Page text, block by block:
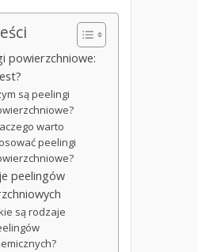
powierzchniowe:
są peelingi
warto
peelingi
peelingów
są rodzaje